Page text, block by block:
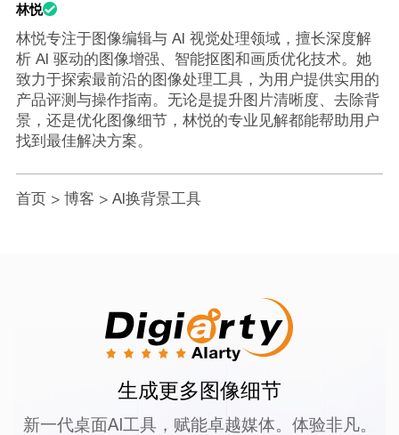
林悦
林悦专注于图像编辑与 AI 视觉处理领域，擅长深度解
析 AI 驱动的图像增强、智能抠图和画质优化技术。她
致力于探索最前沿的图像处理工具，为用户提供实用的
产品评测与操作指南。无论是提升图片清晰度、去除背
景，还是优化图像细节，林悦的专业见解都能帮助用户
找到最佳解决方案。
首页> 博客 > AI换背景工具
生成更多图像细节
新一代桌面AI工具，赋能卓越媒体。体验非凡。